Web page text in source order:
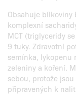
Obsahuje bílkoviny
komplexní
MCT (triglyceridy
9 tuky. Zdravotní
semínka, lykopenu
zeleniny a koření.
sebou, protože
připravených k